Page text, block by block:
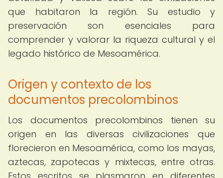
que habitaron la región. Su estudio y
preservación son esenciales para
comprender y valorar la riqueza cultural y el
legado histórico de Mesoamérica.
Origen y contexto de los
documentos precolombinos
Los documentos precolombinos tienen su
origen en las diversas civilizaciones que
florecieron en Mesoamérica, como los mayas,
aztecas, zapotecas y mixtecas, entre otras.